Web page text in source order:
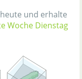
und erhalte
Woche Dienstag